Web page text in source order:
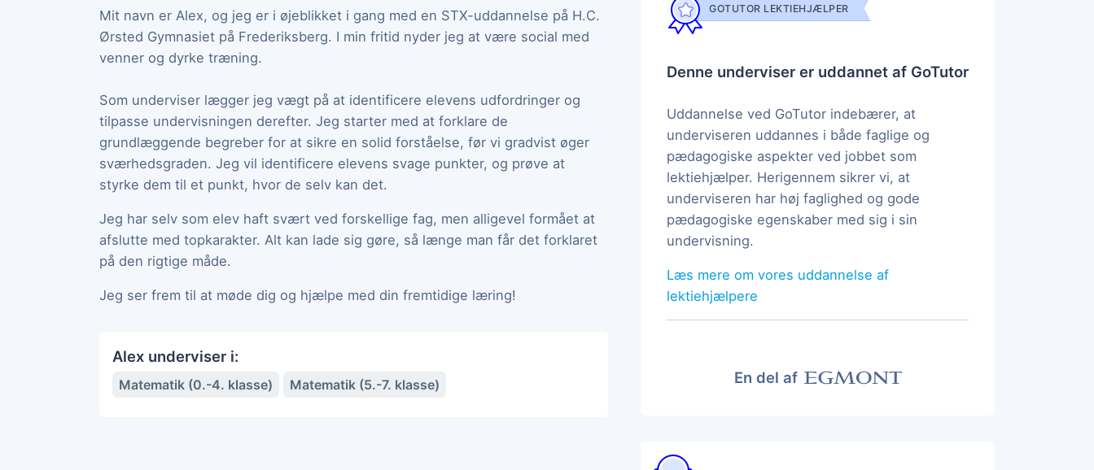
Mit navn er Alex, og jeg er i øjeblikket i gang med en STX-uddannelse på H.C.
Ørsted Gymnasiet på Frederiksberg. I min fritid nyder jeg at være social med
venner og dyrke træning.
Som underviser lægger jeg vægt på at identificere elevens udfordringer og
tilpasse undervisningen derefter. Jeg starter med at forklare de
grundlæggende begreber for at sikre en solid forståelse, før vi gradvist øger
sværhedsgraden. Jeg vil identificere elevens svage punkter, og prøve at
styrke dem til et punkt, hvor de selv kan det.
Jeg har selv som elev haft svært ved forskellige fag, men alligevel formået at
afslutte med topkarakter. Alt kan lade sig gøre, så længe man får det forklaret
på den rigtige måde.
Jeg ser frem til at møde dig og hjælpe med din fremtidige læring!
Alex underviser i:
Matematik (0.-4. klasse) Matematik (5.-7. klasse)
GOTUTOR LEKTIEHJÆLPER
Denne underviser er uddannet af GoTutor
Uddannelse ved GoTutor indebærer, at
underviseren uddannes i både faglige og
pædagogiske aspekter ved jobbet som
lektiehjælper. Herigennem sikrer vi, at
underviseren har høj faglighed og gode
pædagogiske egenskaber med sig i sin
undervisning.
Læs mere om vores uddannelse af
lektiehjælpere
En del af